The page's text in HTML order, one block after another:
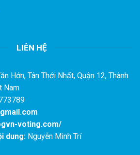
LIÊN HỆ
Hớn, Tân Thới Nhất, Quận 12, Thành
Nam
voting.com/
dung: Nguyễn Minh Trí